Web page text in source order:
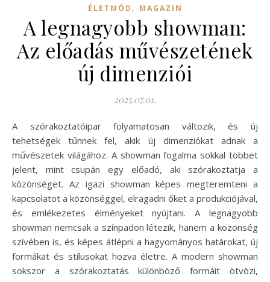
ÉLETMÓD , MAGAZIN
A legnagyobb showman:
Az előadás művészetének
új dimenziói
2025.07.01.
A szórakoztatóipar folyamatosan változik, és új
tehetségek tűnnek fel, akik új dimenziókat adnak a
művészetek világához. A showman fogalma sokkal többet
jelent, mint csupán egy előadó, aki szórakoztatja a
közönséget. Az igazi showman képes megteremteni a
kapcsolatot a közönséggel, elragadni őket a produkciójával,
és emlékezetes élményeket nyújtani. A legnagyobb
showman nemcsak a színpadon létezik, hanem a közönség
szívében is, és képes átlépni a hagyományos határokat, új
formákat és stílusokat hozva életre. A modern showman
sokszor a szórakoztatás különböző formáit ötvözi,